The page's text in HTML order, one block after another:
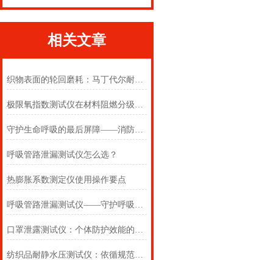
相关文章
织物表面的轮回磨耗：马丁代尔耐磨仪在多点轨迹与压力恒定下的耐用叙事
极限氧指数测试仪在材料阻燃分级中的浓度边界判定
守护生命呼吸的最后屏障——消防自救呼吸器防护性能测试仪的全面检测
呼吸管路泄漏测试仪怎么选？
热膨胀系数测定仪使用操作要点
呼吸管路泄漏测试仪——守护呼吸类医疗器械安全的精密检测方案
口罩泄露测试仪：个体防护效能的科学评估仪器
纺织品耐静水压测试仪：依循规范，精准测防渗